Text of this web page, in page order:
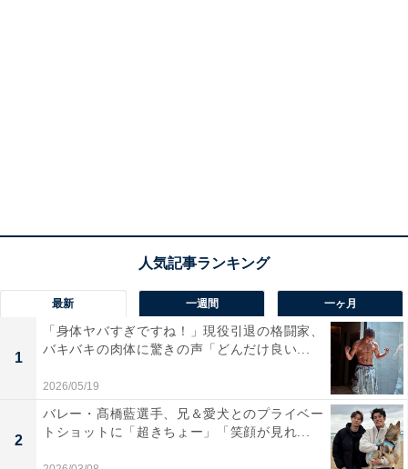
最新 一週間 一ヶ月
1
「身体ヤバすぎですね！」現役引退の格闘家、
バキバキの肉体に驚きの声「どんだけ良い...
2026/05/19
2
バレー・髙橋藍選手、兄＆愛犬とのプライベー
トショットに「超きちょー」「笑顔が見れ...